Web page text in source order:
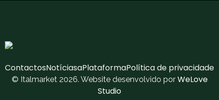
ContactosNotíciasaPlataformaPolítica de privacidade
© Italmarket 2026. Website desenvolvido por WeLove
Studio